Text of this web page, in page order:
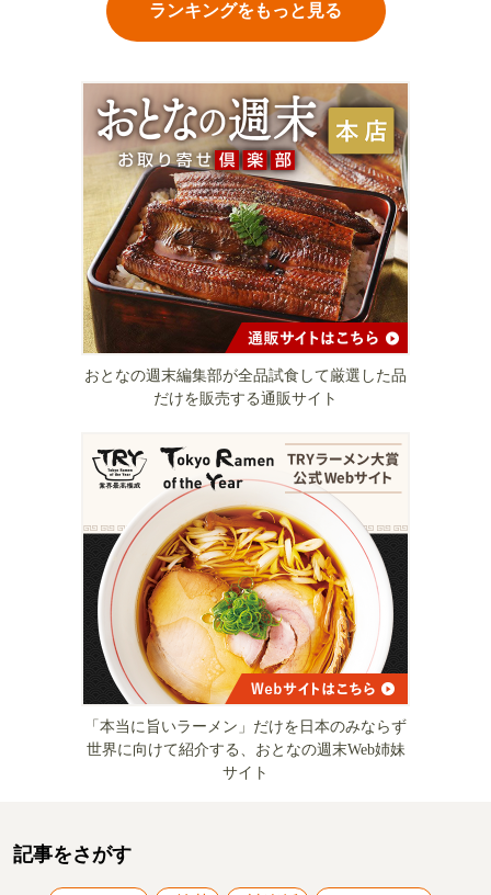
ランキングをもっと見る
おとなの週末編集部が全品試食して厳選した品
だけを販売する通販サイト
「本当に旨いラーメン」だけを日本のみならず
世界に向けて紹介する、おとなの週末Web姉妹
サイト
記事をさがす